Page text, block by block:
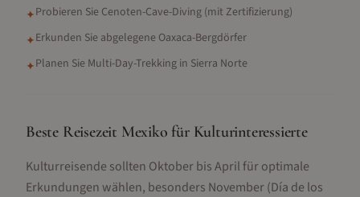
✦Probieren Sie Cenoten-Cave-Diving (mit Zertifizierung)
✦Erkunden Sie abgelegene Oaxaca-Bergdörfer
✦Planen Sie Multi-Day-Trekking in Sierra Norte
Beste Reisezeit Mexiko für Kulturinteressierte
Kulturreisende sollten Oktober bis April für optimale
Erkundungen wählen, besonders November (Día de los